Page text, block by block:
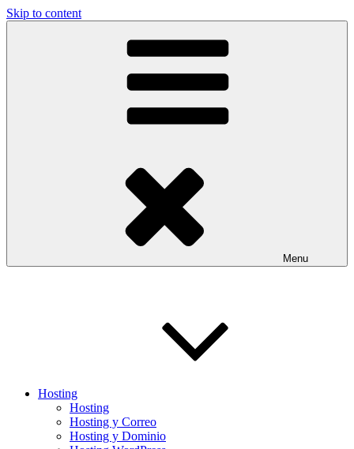
Skip to content
Menu
Hosting
Hosting
Hosting y Correo
Hosting y Dominio